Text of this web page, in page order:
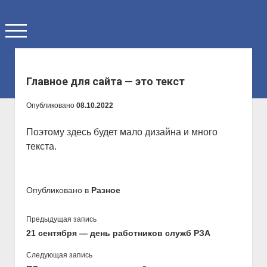
о
т
Главная
Блог
Библиотека
Полезные ссылки
Главное для сайта — это текст
Опубликовано 08.10.2022
Поэтому здесь будет мало дизайна и много
текста.
Опубликовано в Разное
Предыдущая запись
21 сентября — день работников служб РЗА
Следующая запись